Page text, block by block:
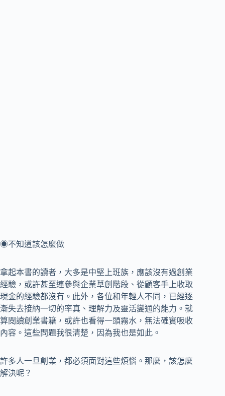
◉不知道該怎麼做
拿起本書的讀者，大多是中堅上班族，應該沒有過創業
經驗，或許甚至連參與企業草創階段、從顧客手上收取
現金的經驗都沒有。此外，各位和年輕人不同，已經逐
漸失去接納一切的率真、理解力及靈活變通的能力。就
算閱讀創業書籍，或許也看得一頭霧水，無法確實吸收
內容。這些問題我很清楚，因為我也是如此。
許多人一旦創業，都必須面對這些煩惱。那麼，該怎麼
解決呢？